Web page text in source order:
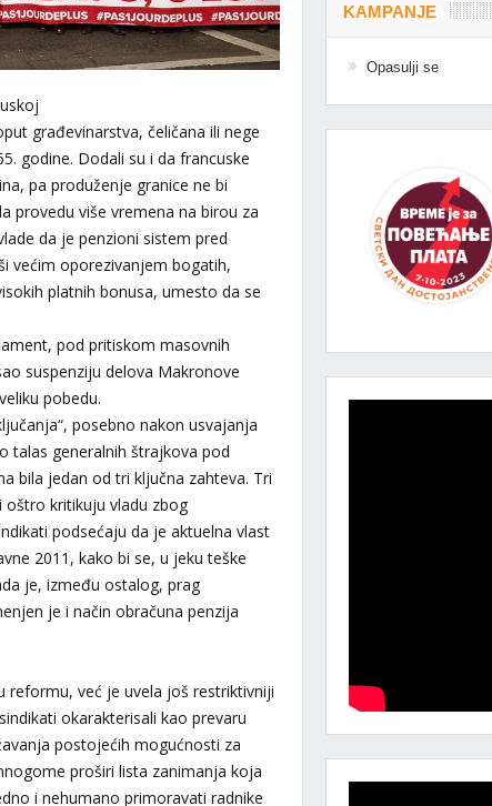
građevinarstva, čeličana ili nege
godine. Dodali su i da francuske
pa produženje granice ne bi
provedu više vremena na birou za
da je penzioni sistem pred
većim oporezivanjem bogatih,
platnih bonusa, umesto da se
pod pritiskom masovnih
suspenziju delova Makronove
pobedu.
posebno nakon usvajanja
talas generalnih štrajkova pod
bila jedan od tri ključna zahteva. Tri
oštro kritikuju vladu zbog
podsećaju da je aktuelna vlast
2011, kako bi se, u jeku teške
je, između ostalog, prag
je i način obračuna penzija
reformu, već je uvela još restriktivniji
okarakterisali kao prevaru
postojećih mogućnosti za
proširi lista zanimanja koja
i nehumano primoravati radnike
KAMPANJE
Opasulji se